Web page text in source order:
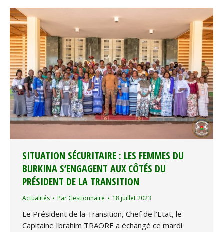
SITUATION SÉCURITAIRE : LES FEMMES DU
BURKINA S’ENGAGENT AUX CÔTÉS DU
PRÉSIDENT DE LA TRANSITION
Actualités Par Gestionnaire 18 juillet 2023
Le Président de la Transition, Chef de l’Etat, le
Capitaine Ibrahim TRAORE a échangé ce mardi